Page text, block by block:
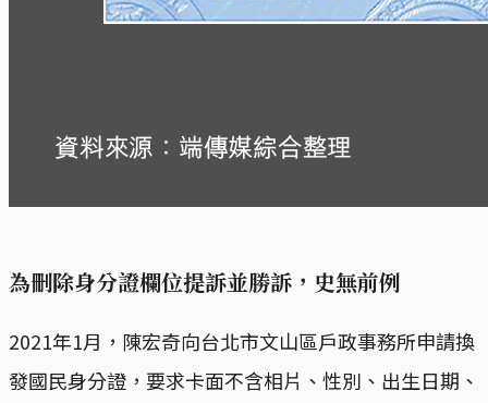
為刪除身分證欄位提訴並勝訴，史無前例
2021年1月，陳宏奇向台北市文山區戶政事務所申請換
發國民身分證，要求卡面不含相片、性別、出生日期、